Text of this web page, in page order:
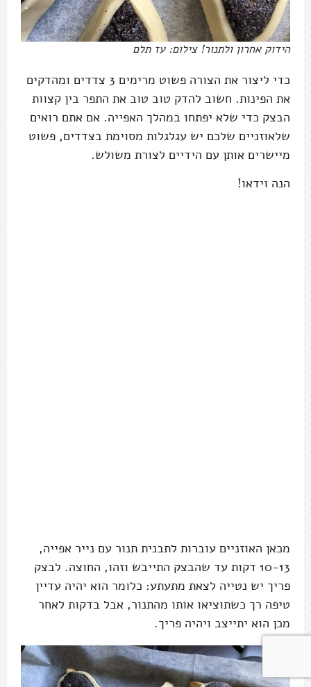
הידוק אחרון ולתנור! צילום: עז תלם
כדי ליצור את הצורה פשוט מרימים 3 צדדים ומהדקים
את הפינות. חשוב להדק טוב טוב את התפר בין קצוות
הבצק כדי שלא יפתחו במהלך האפייה. אם אתם רואים
שלאוזניים שלכם יש עגלגלות מסוימת בצדדים, פשוט
מיישרים אותן עם הידיים לצורת משולש.
הנה וידאו!
מכאן האוזניים עוברות לתבנית תנור עם נייר אפייה,
10-13 דקות עד שהבצק התייבש וזהו, החוצה. לבצק
פריך יש נטייה לצאת מתעתע: כלומר הוא יהיה עדיין
טיפה רך כשתוציאו אותו מהתנור, אבל בדקות לאחר
מכן הוא יתייצב ויהיה פריך.